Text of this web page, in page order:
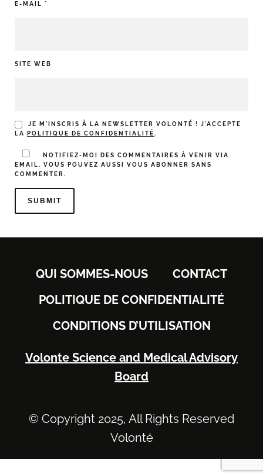
E-MAIL *
SITE WEB
JE M'INSCRIS À LA NEWSLETTER VOLONTÉ ! J'ACCEPTE
LA
POLITIQUE DE CONFIDENTIALITÉ.
NOTIFIEZ-MOI DES COMMENTAIRES À VENIR VIA
EMAIL. VOUS POUVEZ AUSSI VOUS ABONNER
SANS
COMMENTER.
QUI SOMMES-NOUS
CONTACT
POLITIQUE DE CONFIDENTIALITÉ
CONDITIONS D’UTILISATION
Volonte Science and Medical Advisory
Board
© Copyright 2025, All Rights Reserved
Volonté